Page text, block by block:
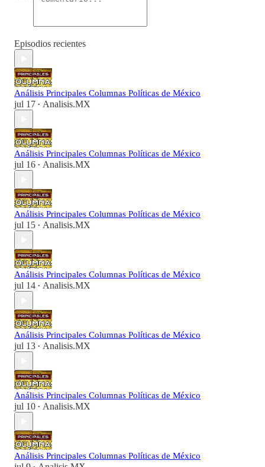
Episodios recientes
Análisis Principales Columnas Políticas de México
jul 17 • Analisis.MX
Análisis Principales Columnas Políticas de México
jul 16 • Analisis.MX
Análisis Principales Columnas Políticas de México
jul 15 • Analisis.MX
Análisis Principales Columnas Políticas de México
jul 14 • Analisis.MX
Análisis Principales Columnas Políticas de México
jul 13 • Analisis.MX
Análisis Principales Columnas Políticas de México
jul 10 • Analisis.MX
Análisis Principales Columnas Políticas de México